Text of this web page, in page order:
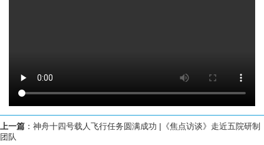
上一篇 ： 神舟十四号载人飞行任务圆满成功 |《焦点访谈》走近五院研制
团队